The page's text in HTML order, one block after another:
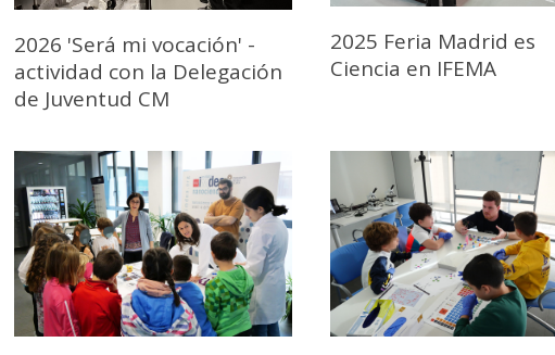
2026 'Será mi vocación' -
actividad con la Delegación
de Juventud CM
2025 Feria Madrid es
Ciencia en IFEMA